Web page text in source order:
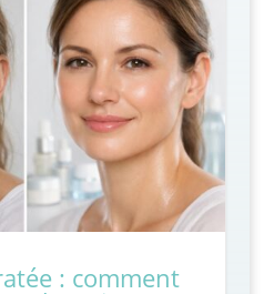
: comment